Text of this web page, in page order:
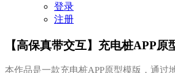
登录
注册
【高保真带交互】充电桩APP原
本作品是一款充电桩APP原型模版，通过